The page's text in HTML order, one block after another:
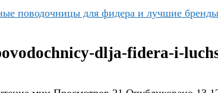
поводочницы для фидера и лучшие
dlja-fidera-i-